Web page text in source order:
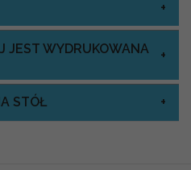
JEST WYDRUKOWANA
STÓŁ